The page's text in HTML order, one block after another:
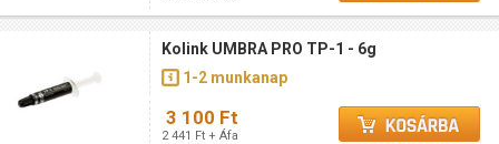
Kolink UMBRA PRO TP-1 - 6g
1-2 munkanap
3 100 Ft
2 441 Ft + Áfa